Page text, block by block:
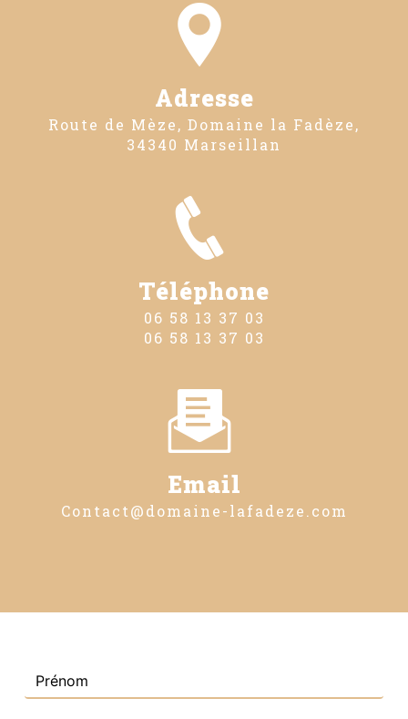
Adresse
Route de Mèze, Domaine la Fadèze,
34340 Marseillan
Téléphone
06 58 13 37 03
06 58 13 37 03
Email
contact@domaine-lafadeze.com